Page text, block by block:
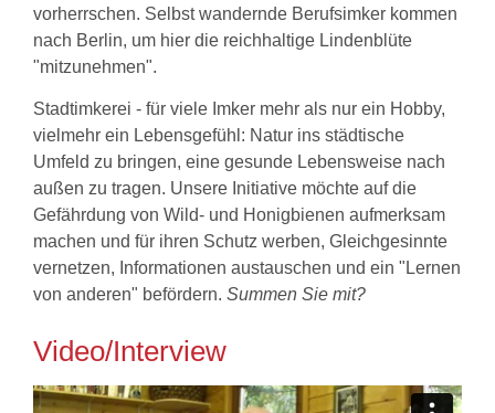
Vielfaltvorherrschen. Selbst wandernde Berufsimker kommen
nach Berlin, um hier die reichhaltige Lindenblüte
"mitzunehmen".
Stadtimkerei - für viele Imker mehr als nur ein Hobby,
vielmehr ein Lebensgefühl: Natur ins städtische
Umfeld zu bringen, eine gesunde Lebensweise nach
außen zu tragen. Unsere Initiative möchte auf die
Gefährdung von Wild- und Honigbienen aufmerksam
machen und für ihren Schutz werben, Gleichgesinnte
vernetzen, Informationen austauschen und ein "Lernen
von anderen" befördern. Summen Sie mit?
Video/Interview